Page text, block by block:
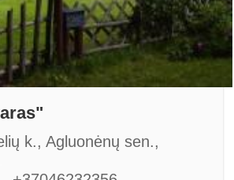
k., Agluonėnų sen.,